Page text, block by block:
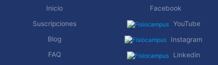
Inicio
Suscripciones
Blog
FAQ
Facebook
YouTube
Instagram
Linkedin